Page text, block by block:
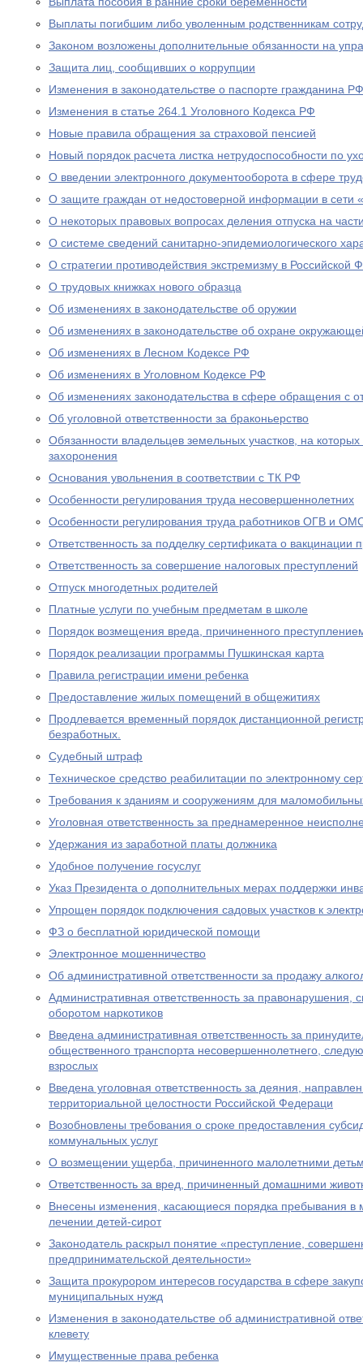
Выплаты погибшим либо уволенным родственникам
Законом возложены дополнительные обязанности на
Защита лиц, сообщивших о коррупции
Изменения в законодательстве о паспорте гражданина РФ
Изменения в статье 264.1 Уголовного Кодекса РФ
Новые правила обращения за страховой пенсией
Новый порядок расчета листка нетрудоспособности по
О введении электронного документооборота в сфере
О защите граждан от недостоверной информации в сети
О некоторых правовых вопросах деления отпуска на
О системе сведений санитарно-эпидемиологического
О стратегии противодействия экстремизму в Российской
О трудовых книжках нового образца
Об изменениях в законодательстве об оружии
Об изменениях в законодательстве об охране
Об изменениях в Лесном Кодексе РФ
Об изменениях в Уголовном Кодексе РФ
Об изменениях законодательства в сфере обращения с
Об уголовной ответственности за браконьерство
Обязанности владельцев земельных участков, на
захоронения
Основания увольнения в соответствии с ТК РФ
Особенности регулирования труда несовершеннолетних
Особенности регулирования труда работников ОГВ и
Ответственность за подделку сертификата о вакцинации
Ответственность за совершение налоговых преступлений
Отпуск многодетных родителей
Платные услуги по учебным предметам в школе
Порядок возмещения вреда, причиненного
Порядок реализации программы Пушкинская карта
Правила регистрации имени ребенка
Предоставление жилых помещений в общежитиях
Продлевается временный порядок дистанционной
безработных.
Судебный штраф
Техническое средство реабилитации по электронному
Требования к зданиям и сооружениям для
Уголовная ответственность за преднамеренное
Удержания из заработной платы должника
Удобное получение госуслуг
Указ Президента о дополнительных мерах поддержки
Упрощен порядок подключения садовых участков к
ФЗ о бесплатной юридической помощи
Электронное мошенничество
Об административной ответственности за продажу
Административная ответственность за правонарушения,
оборотом наркотиков
Введена административная ответственность за
общественного транспорта несовершеннолетнего,
взрослых
Введена уголовная ответственность за деяния,
территориальной целостности Российской Федераци
Возобновлены требования о сроке предоставления
коммунальных услуг
О возмещении ущерба, причиненного малолетними
Ответственность за вред, причиненный домашними
Внесены изменения, касающиеся порядка пребывания в
лечении детей-сирот
Законодатель раскрыл понятие «преступление,
предпринимательской деятельности»
Защита прокурором интересов государства в сфере
муниципальных нужд
Изменения в законодательстве об административной
клевету
Имущественные права ребенка